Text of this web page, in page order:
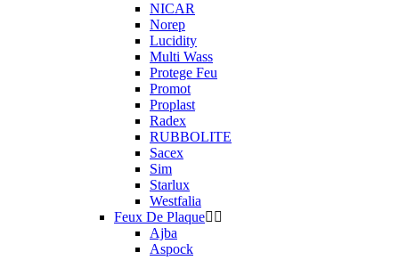
NICAR
Norep
Lucidity
Multi Wass
Protege Feu
Promot
Proplast
Radex
RUBBOLITE
Sacex
Sim
Starlux
Westfalia
Feux De Plaque
Ajba
Aspock